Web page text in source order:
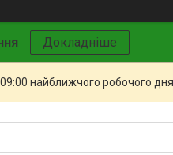
Докладніше
найближчого робочого